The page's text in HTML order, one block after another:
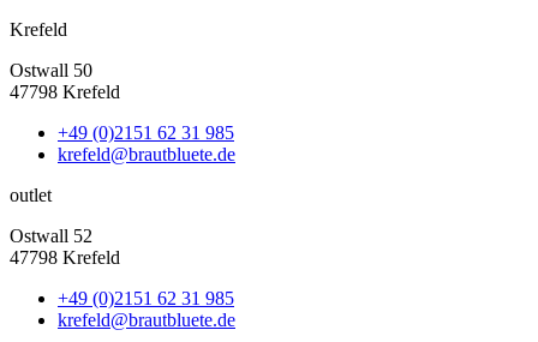
Krefeld
Ostwall 50
47798 Krefeld
+49 (0)2151 62 31 985
krefeld@brautbluete.de
outlet
Ostwall 52
47798 Krefeld
+49 (0)2151 62 31 985
krefeld@brautbluete.de